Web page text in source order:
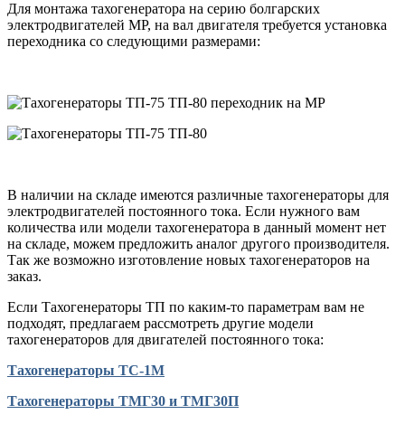
Для монтажа тахогенератора на серию болгарских
электродвигателей МР, на вал двигателя требуется установка
переходника со следующими размерами:
В наличии на складе имеются различные тахогенераторы для
электродвигателей постоянного тока. Если нужного вам
количества или модели тахогенератора в данный момент нет
на складе, можем предложить аналог другого производителя.
Так же возможно изготовление новых тахогенераторов на
заказ.
Если Тахогенераторы ТП по каким-то параметрам вам не
подходят, предлагаем рассмотреть другие модели
тахогенераторов для двигателей постоянного тока:
Тахогенераторы ТС-1М
Тахогенераторы ТМГ30 и ТМГ30П